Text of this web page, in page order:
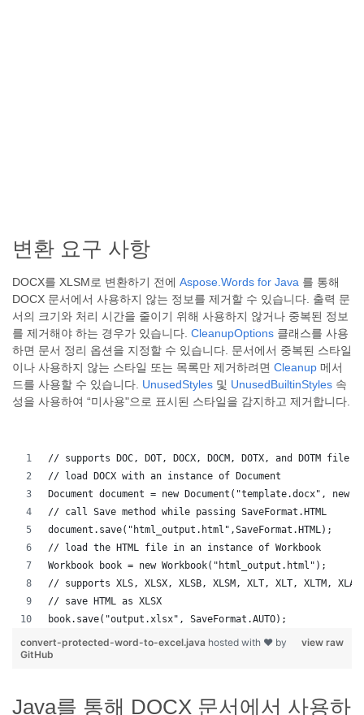
변환 요구 사항
DOCX를 XLSM로 변환하기 전에 Aspose.Words for Java 를 통해
DOCX 문서에서 사용하지 않는 정보를 제거할 수 있습니다. 출력 문
서의 크기와 처리 시간을 줄이기 위해 사용하지 않거나 중복된 정보
를 제거해야 하는 경우가 있습니다. CleanupOptions 클래스를 사용
하면 문서 정리 옵션을 지정할 수 있습니다. 문서에서 중복된 스타일
이나 사용하지 않는 스타일 또는 목록만 제거하려면 Cleanup 메서
드를 사용할 수 있습니다. UnusedStyles 및 UnusedBuiltinStyles 속
성을 사용하여 “미사용"으로 표시된 스타일을 감지하고 제거합니다.
// supports DOC, DOT, DOCX, DOCM, DOTX, and DOTM file
// load DOCX with an instance of Document
Document document = new Document("template.docx", new
// call Save method while passing SaveFormat.HTML
document.save("html_output.html",SaveFormat.HTML);
// load the HTML file in an instance of Workbook
Workbook book = new Workbook("html_output.html");
// supports XLS, XLSX, XLSB, XLSM, XLT, XLT, XLTM,
// save HTML as XLSX
book.save("output.xlsx", SaveFormat.AUTO);
view raw
convert-protected-word-to-excel.java hosted with ❤ by
GitHub
Java를 통해 DOCX 문서에서 사용하